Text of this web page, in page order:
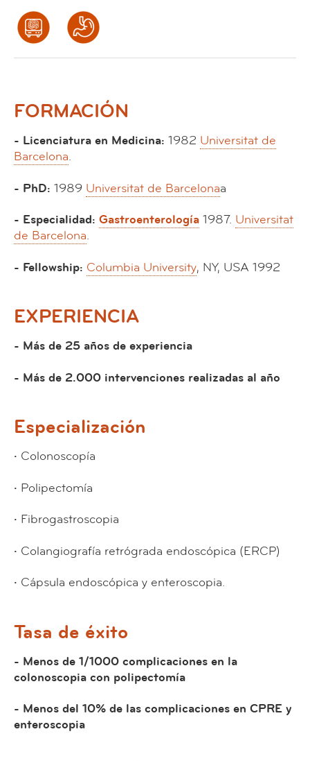
FORMACIÓN
- Licenciatura en Medicina: 1982 Universitat de
Barcelona.
- PhD: 1989 Universitat de Barcelonaa
- Especialidad: Gastroenterología 1987. Universitat
de Barcelona.
- Fellowship: Columbia University, NY, USA 1992
EXPERIENCIA
- Más de 25 años de experiencia
- Más de 2.000 intervenciones realizadas al año
Especialización
· Colonoscopía
· Polipectomía
· Fibrogastroscopia
· Colangiografía retrógrada endoscópica (ERCP)
· Cápsula endoscópica y enteroscopia.
Tasa de éxito
- Menos de 1/1000 complicaciones en la
colonoscopia con polipectomía
- Menos del 10% de las complicaciones en CPRE y
enteroscopia